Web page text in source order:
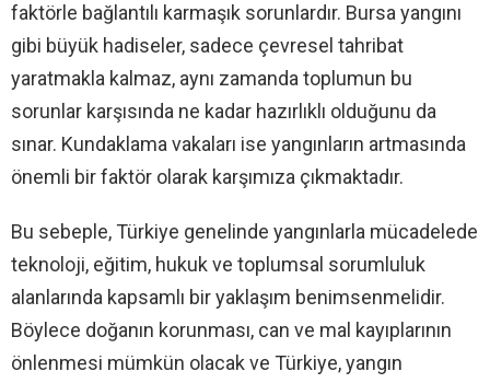
faktörle bağlantılı karmaşık sorunlardır. Bursa yangını
gibi büyük hadiseler, sadece çevresel tahribat
yaratmakla kalmaz, aynı zamanda toplumun bu
sorunlar karşısında ne kadar hazırlıklı olduğunu da
sınar. Kundaklama vakaları ise yangınların artmasında
önemli bir faktör olarak karşımıza çıkmaktadır.
Bu sebeple, Türkiye genelinde yangınlarla mücadelede
teknoloji, eğitim, hukuk ve toplumsal sorumluluk
alanlarında kapsamlı bir yaklaşım benimsenmelidir.
Böylece doğanın korunması, can ve mal kayıplarının
önlenmesi mümkün olacak ve Türkiye, yangın